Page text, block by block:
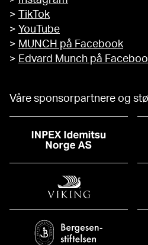
>
TikTok
> YouTube
> MUNCH på Facebook
> Edvard Munch på
Våre sponsorpartnere og